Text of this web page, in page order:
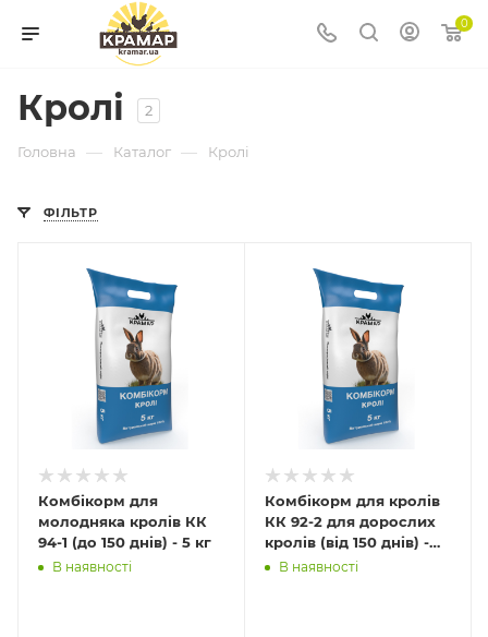
0
Кролі 2
Головна — Каталог — Кролі
ФІЛЬТР
Комбікорм для
молодняка кролів КК
94-1 (до 150 днів) - 5 кг
В наявності
Комбікорм для кролів
КК 92-2 для дорослих
кролів (від 150 днів) -
5кгВ наявності